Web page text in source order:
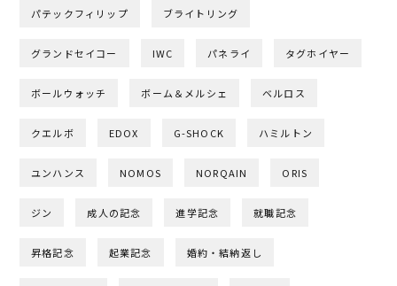
パテックフィリップ ブライトリング
グランドセイコー IWC パネライ タグホイヤー
ボールウォッチ ボーム＆メルシェ ベルロス
クエルボ EDOX G-SHOCK ハミルトン
ユンハンス NOMOS NORQAIN ORIS
ジン 成人の記念 進学記念 就職記念
昇格記念 起業記念 婚約・結納返し